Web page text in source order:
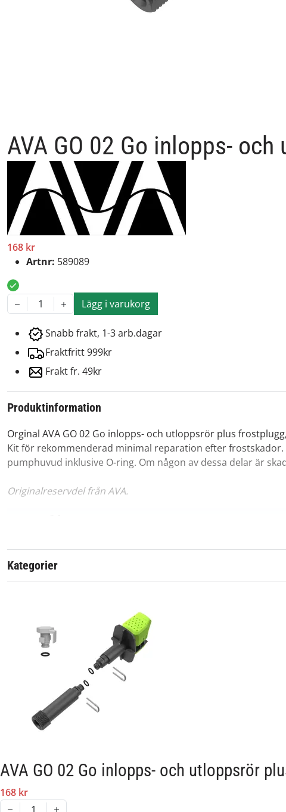
AVA GO 02 Go inlopps-
168 kr
Artnr: 589089
1 Lägg i varukorg
Snabb frakt, 1-3 arb.dagar
Fraktfritt 999kr
Frakt fr. 49kr
Produktinformation
Orginal AVA GO 02 Go inlopps- och utloppsrör plus
Kit för rekommenderad minimal reparation efter
pumphuvud inklusive O-ring. Om någon av dessa delar är
Originalreservdel från AVA.
Kategorier
AVA GO 02 Go inlopps- och utloppsrör
168 kr